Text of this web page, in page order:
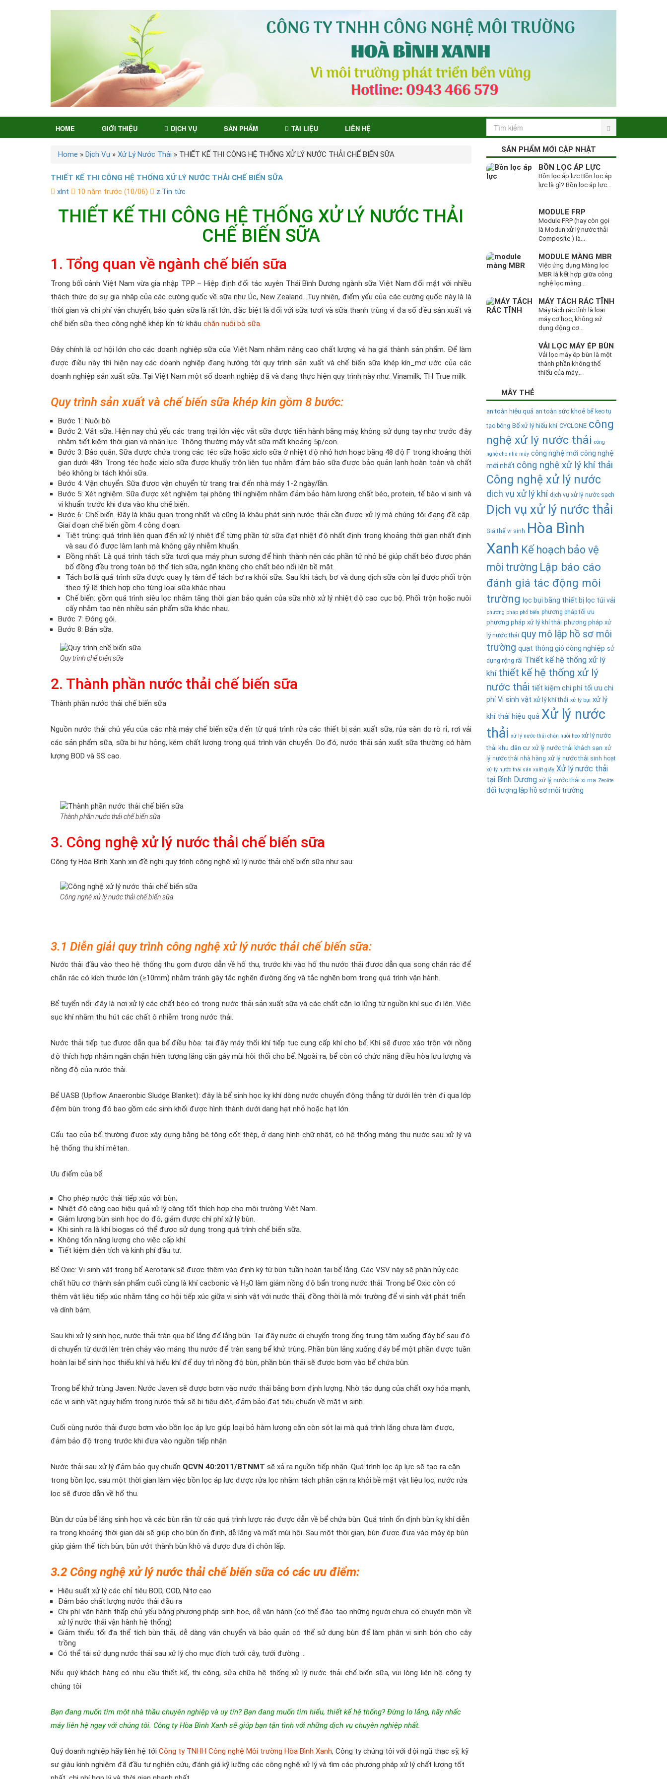
HOME GIỚI THIỆU DỊCH VỤ SẢN PHẨM TÀI LIỆU LIÊN HỆ
Home » Dịch Vụ » Xử Lý Nước Thải » THIẾT KẾ THI CÔNG HỆ THỐNG XỬ LÝ NƯỚC THẢI CHẾ BIẾN SỮA
THIẾT KẾ THI CÔNG HỆ THỐNG XỬ LÝ NƯỚC THẢI CHẾ BIẾN SỮA
xlnt
10 năm trước (10/06) z.Tin tức
THIẾT KẾ THI CÔNG HỆ THỐNG XỬ LÝ NƯỚC THẢI
CHẾ BIẾN SỮA
1. Tổng quan về ngành chế biến sữa
Trong bối cảnh Việt Nam vừa gia nhập TPP – Hiệp định đối tác xuyên Thái Bình Dương ngành sữa Việt Nam đối mặt với nhiều
thách thức do sự gia nhập của các cường quốc về sữa như Úc, New Zealand…Tuy nhiên, điểm yếu của các cường quốc này là là
thời gian và chi phí vận chuyển, bảo quản sữa là rất lớn, đặc biệt là đối với sữa tươi và sữa thanh trùng vì đa số đều sản xuất và
chế biến sữa theo công nghệ khép kín từ khâu chăn nuôi bò sữa.
Đây chính là cơ hội lớn cho các doanh nghiệp sữa của Việt Nam nhằm nâng cao chất lượng và hạ giá thành sản phẩm. Để làm
được điều này thì hiện nay các doanh nghiệp đang hướng tới quy trình sản xuất và chế biến sữa khép kín_mơ ước của các
doanh nghiệp sản xuất sữa. Tại Việt Nam một số doanh nghiệp đã và đang thực hiện quy trình này như: Vinamilk, TH True milk.
Quy trình sản xuất và chế biến sữa khép kin gồm 8 bước:
Bước 1: Nuôi bò
Bước 2: Vắt sữa. Hiện nay chủ yếu các trang trại lớn việc vắt sữa được tiến hành bằng máy, không sử dụng tay như trước đây
nhằm tiết kiệm thời gian và nhân lực. Thông thường máy vắt sữa mất khoảng 5p/con.
Bước 3: Bảo quản. Sữa được chứa trong các téc sữa hoặc xiclo sữa ở nhiệt độ nhỏ hơn hoạc bằng 48 độ F trong khoảng thời
gian dưới 48h. Trong téc hoặc xiclo sữa được khuấy trộn liên tục nhằm đảm bảo sữa được bảo quản lạnh hoàn toàn và chất
béo không bị tách khỏi sữa.
Bước 4: Vận chuyển. Sữa được vận chuyển từ trang trại đến nhà máy 1-2 ngày/lần.
Bước 5: Xét nghiệm. Sữa được xét nghiệm tại phòng thí nghiệm nhằm đảm bảo hàm lượng chất béo, protein, tế bào vi sinh và
vi khuẩn trước khi đưa vào khu chế biến.
Bước 6: Chế biến. Đây là khâu quan trọng nhất và cũng là khâu phát sinh nước thải cần được xử lý mà chúng tôi đang đề cập.
Giai đoạn chế biến gồm 4 công đoạn:
Tiệt trùng: quá trình liên quan đến xử lý nhiệt để từng phần từ sữa đạt nhiệt độ nhất định trong khoảng thời gian nhất định
và sau đó được làm lanh mà không gây nhiễm khuẩn.
Đồng nhất: Là quá trình tách sữa tươi qua máy phun sương để hình thành nên các phần tử nhỏ bé giúp chất béo được phân
bố đồng đều trong toàn bộ thể tích sữa, ngăn không cho chất béo nổi lên bề mặt.
Tách bơ:là quá trình sữa được quay ly tâm để tách bơ ra khỏi sữa. Sau khi tách, bơ và dung dịch sữa còn lại được phối trộn
theo tỷ lệ thích hợp cho từng loại sữa khác nhau.
Chế biến: gồm quá trình siêu lọc nhằm tăng thời gian bảo quản của sữa nhờ xử lý nhiệt độ cao cục bộ. Phối trộn hoặc nuôi
cấy nhằm tạo nên nhiều sản phẩm sữa khác nhau.
Bước 7: Đóng gói.
Bước 8: Bán sữa.
Quy trình chế biến sữa
2. Thành phần nước thải chế biến sữa
Thành phần nước thải chế biến sữa
Nguồn nước thải chủ yếu của các nhà máy chế biến sữa đến từ quá trình rửa các thiết bị sản xuất sữa, rủa sàn do rò rỉ, rơi vải
các sản phẩm sữa, sữa bi hư hỏng, kém chất lượng trong quá trình vận chuyển. Do đó, nước thải sản xuất sữa thường có hàm
lượng BOD và SS cao.
Thành phần nước thải chế biến sữa
3. Công nghệ xử lý nước thải chế biến sữa
Công ty Hòa Bình Xanh xin đề nghi quy trình công nghệ xử lý nước thải chế biến sữa như sau:
Công nghệ xử lý nước thải chế biến sữa
3.1 Diễn giải quy trình công nghệ xử lý nước thải chế biến sữa:
Nước thải đầu vào theo hệ thống thu gom được dẫn về hố thu, trước khi vào hố thu nước thải được dẫn qua song chắn rác để
chắn rác có kích thước lớn (≥10mm) nhằm tránh gây tắc nghẽn đường ống và tắc nghẽn bơm trong quá trình vận hành.
Bể tuyển nổi: đây là nơi xử lý các chất béo có trong nước thải sản xuất sữa và các chất cặn lơ lửng từ nguồn khí sục đi lên. Việc
sục khí nhằm thu hút các chất ô nhiễm trong nước thải.
Nước thải tiếp tục được dẫn qua bể điều hòa: tại đây máy thổi khí tiếp tục cung cấp khí cho bể. Khí sẽ được xáo trộn với nồng
độ thích hợp nhằm ngăn chặn hiện tượng lắng cặn gây mùi hôi thối cho bể. Ngoài ra, bể còn có chức năng điều hòa lưu lượng và
nồng độ của nước thải.
Bể UASB (Upflow Anaeronbic Sludge Blanket): đây là bể sinh học kỵ khí dòng nước chuyển động thẳng từ dưới lên trên đi qua lớp
đệm bùn trong đó bao gồm các sinh khối được hình thành dưới dang hạt nhỏ hoặc hạt lớn.
Cấu tạo của bể thường được xây dựng bằng bê tông cốt thép, ở dạng hình chữ nhật, có hệ thống máng thu nước sau xử lý và
hệ thống thu khí mêtan.
Ưu điểm của bể:
Cho phép nước thải tiếp xúc với bùn;
Nhiệt độ càng cao hiệu quả xử lý càng tốt thích hợp cho môi trường Việt Nam.
Giảm lượng bùn sinh học do đó, giảm được chi phí xử lý bùn.
Khi sinh ra là khí biogas có thể được sử dụng trong quá trình chế biến sữa.
Không tốn năng lượng cho việc cấp khí.
Tiết kiệm diện tích và kinh phí đầu tư.
Bể Oxic: Vi sinh vật trong bể Aerotank sẽ được thêm vào định kỳ từ bùn tuần hoàn tại bể lắng. Các VSV này sẽ phân hủy các
chất hữu cơ thành sản phẩm cuối cùng là khí cacbonic và H2O làm giảm nồng độ bẩn trong nước thải. Trong bể Oxic còn có
thêm vật liệu tiếp xúc nhằm tăng cơ hội tiếp xúc giữa vi sinh vật với nước thải, đồng thời là môi trường để vi sinh vật phát triển
và dính bám.
Sau khi xử lý sinh học, nước thải tràn qua bể lắng để lắng bùn. Tại đây nước di chuyển trong ống trung tâm xuống đáy bể sau đó
di chuyển từ dưới lên trên chảy vào máng thu nước để tràn sang bể khử trùng. Phần bùn lắng xuống đáy bể một phần được tuần
hoàn lại bể sinh học thiếu khí và hiếu khí để duy trì nồng độ bùn, phần bùn thải sẽ được bơm vào bể chứa bùn.
Trong bể khử trùng Javen: Nước Javen sẽ được bơm vào nước thải bằng bơm định lượng. Nhờ tác dụng của chất oxy hóa mạnh,
các vi sinh vật nguy hiểm trong nước thải sẽ bị tiêu diệt, đảm bảo đạt tiêu chuẩn về mặt vi sinh.
Cuối cùng nước thải được bơm vào bồn lọc áp lực giúp loại bỏ hàm lượng cặn còn sót lại mà quá trình lắng chưa làm được,
đảm bảo độ trong trước khi đưa vào nguồn tiếp nhận
Nước thải sau xử lý đảm bảo quy chuẩn QCVN 40:2011/BTNMT sẽ xả ra nguồn tiếp nhận. Quá trình lọc áp lực sẽ tạo ra cặn
trong bồn lọc, sau một thời gian làm việc bồn lọc áp lực được rửa lọc nhằm tách phần cặn ra khỏi bề mặt vật liệu lọc, nước rửa
lọc sẽ được dẫn về hố thu.
Bùn dư của bể lắng sinh học và các bùn rắn từ các quá trình lược rác được dẫn về bể chứa bùn. Quá trình ổn định bùn kỵ khí diễn
ra trong khoảng thời gian dài sẽ giúp cho bùn ổn định, dễ lắng và mất mùi hôi. Sau một thời gian, bùn được đưa vào máy ép bùn
giúp giảm thể tích bùn, bùn ướt thành bùn khô và được đưa đi chôn lấp.
3.2 Công nghệ xử lý nước thải chế biến sữa có các ưu điểm:
Hiệu suất xử lý các chỉ tiêu BOD, COD, Nitơ cao
Đảm bảo chất lượng nước thải đầu ra
Chi phí vận hành thấp chủ yếu bằng phương pháp sinh học, dễ vận hành (có thể đào tạo những người chưa có chuyên môn về
xử lý nước thải vận hành hệ thống)
Giảm thiểu tối đa thể tích bùn thải, dễ dàng vận chuyển và bảo quản có thể sử dụng bùn để làm phân vi sinh bón cho cây
trồng
Có thể tái sử dụng nước thải sau xử lý cho mục đích tưới cây, tưới đường …
Nếu quý khách hàng có nhu cầu thiết kế, thi công, sửa chữa hệ thống xử lý nước thải chế biến sữa, vui lòng liên hệ công ty
chúng tôi
Bạn đang muốn tìm một nhà thầu chuyên nghiệp và uy tín? Bạn đang muốn tìm hiểu, thiết kế hệ thống? Đừng lo lắng, hãy nhấc
máy liên hệ ngay với chúng tôi. Công ty Hòa Bình Xanh sẽ giúp bạn tận tình với những dịch vụ chuyên nghiệp nhất.
Quý doanh nghiệp hãy liên hệ tới Công ty TNHH Công nghệ Môi trường Hòa Bình Xanh, Công ty chúng tôi với đội ngũ thạc sỹ, kỹ
sư giàu kinh nghiệm đã đầu tư nghiên cứu, đánh giá kỹ lưỡng các công nghệ xử lý và tìm các phương pháp xử lý chất lượng tốt
SẢN PHẨM MỚI CẬP NHẬT
BỒN LỌC ÁP LỰC
Bồn lọc áp lực Bồn lọc áp
lực là gì? Bồn lọc áp lực...
MODULE FRP
Module FRP (hay còn gọi
là Modun xử lý nước thải
Composite ) là...
MODULE MÀNG MBR
Việc ứng dụng Màng lọc
MBR là kết hợp giữa công
nghệ lọc màng...
MÁY TÁCH RÁC TĨNH
Máy tách rác tĩnh là loại
máy cơ học, không sử
dụng động cơ...
VẢI LỌC MÁY ÉP BÙN
Vải lọc máy ép bùn là một
thành phần không thể
thiếu của máy...
MÂY THẺ
an toàn hiệu quả an toàn sức khoẻ bể keo tụ
tạo bông Bể xử lý hiếu khí CYCLONE công
nghệ xử lý nước thải công
nghệ cho nhà máy công nghệ mới công nghệ
mới nhất công nghệ xử lý khí thải
Công nghệ xử lý nước
dịch vụ xử lý khí dịch vụ xử lý nước sạch
Dịch vụ xử lý nước thải
Giá thể vi sinh Hòa Bình
Xanh Kế hoạch bảo vệ
môi trường Lập báo cáo
đánh giá tác động môi
trường lọc bụi bằng thiết bị lọc túi vải
phương pháp phổ biến phương pháp tối ưu
phương pháp xử lý khí thải phương pháp xử
lý nước thải quy mô lập hồ sơ môi
trường quạt thông gió công nghiệp sử
dụng rộng rãi Thiết kế hệ thống xử lý
khí thiết kế hệ thống xử lý
nước thải tiết kiệm chi phí tối ưu chi
phí Vi sinh vật xử lý khí thải xử lý bụi xử lý
khí thải hiệu quả Xử lý nước
thải xử lý nước thải chăn nuôi heo xử lý nước
thải khu dân cư xử lý nước thải khách sạn xử
lý nước thải nhà hàng xử lý nước thải sinh hoạt
xử lý nước thải sản xuất giấy Xử lý nước thải
tại Bình Dương xử lý nước thải xi mạ Zeolite
đối tượng lập hồ sơ môi trường